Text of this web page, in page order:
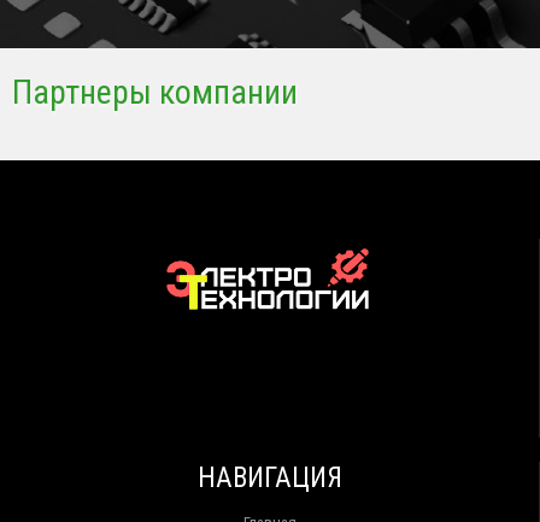
Партнеры компании
НАВИГАЦИЯ